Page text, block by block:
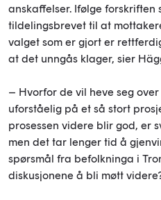
anskaffelser. Ifølge forskriften
tildelingsbrevet til at
valget som er gjort er
at det unngås klager, sier
– Hvorfor de vil heve seg
uforståelig på et så stort
prosessen videre blir god, er
men det tar lenger tid å
spørsmål fra befolkninga i
diskusjonene å bli møtt